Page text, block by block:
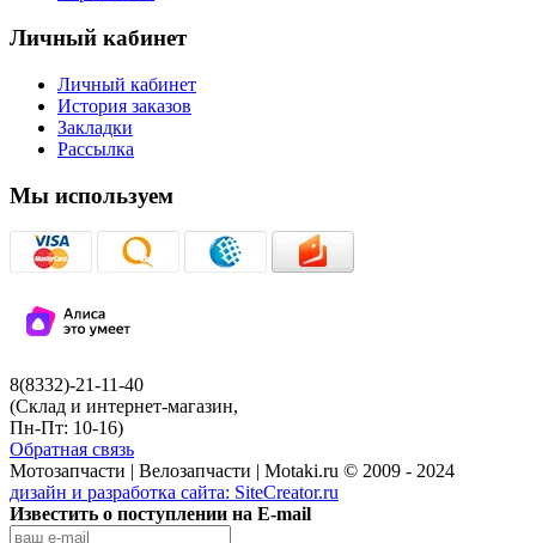
Личный кабинет
Личный кабинет
История заказов
Закладки
Рассылка
Мы используем
8(8332)-21-11-40
(Склад и интернет-магазин,
Пн-Пт: 10-16)
Обратная связь
Мотозапчасти | Велозапчасти | Motaki.ru © 2009 - 2024
дизайн и разработка сайта: SiteCreator.ru
Известить о поступлении на E-mail